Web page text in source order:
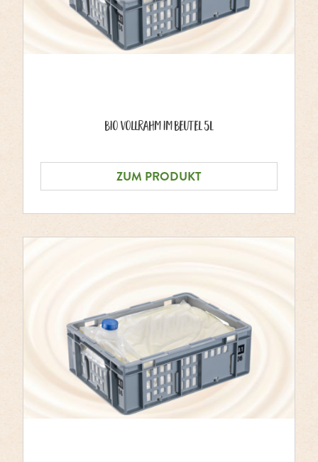
Bio Vollrahm im Beutel 5L
ZUM PRODUKT